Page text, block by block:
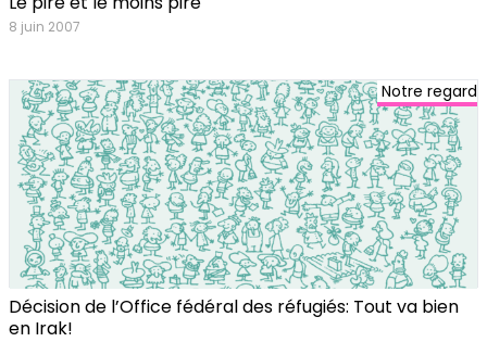
8 juin 2007
Notre regard
Décision de l’Office fédéral des réfugiés: Tout va bien
en Irak!